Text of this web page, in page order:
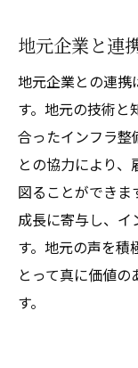
地元企業と連
地元企業との連携
す。地元の技術と
合ったインフラ整
との協力により
図ることができま
成長に寄与し、イ
す。地元の声を積
とって真に価値
す。